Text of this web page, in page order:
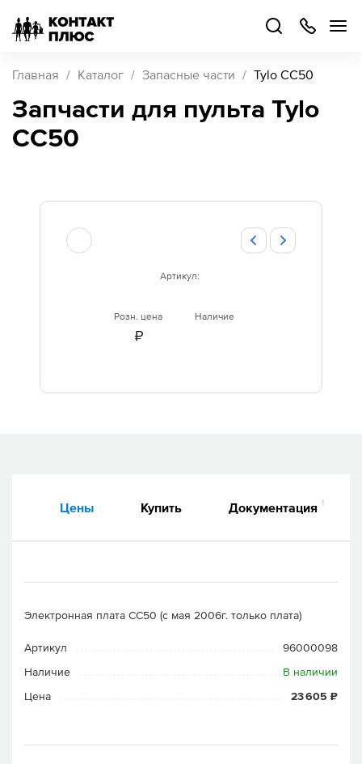
Главная Каталог Запасные части Tylo CC50
Запчасти для пульта Tylo
CC50
Артикул:
Розн. цена
₽
Наличие
Цены Купить Документация 1
Электронная плата СС50 (с мая 2006г. только плата)
Артикул
96000098
Наличие
В наличии
Цена
23 605 ₽
499
504-
48
Каталог
Стать
партнером
О компании
Дилеры